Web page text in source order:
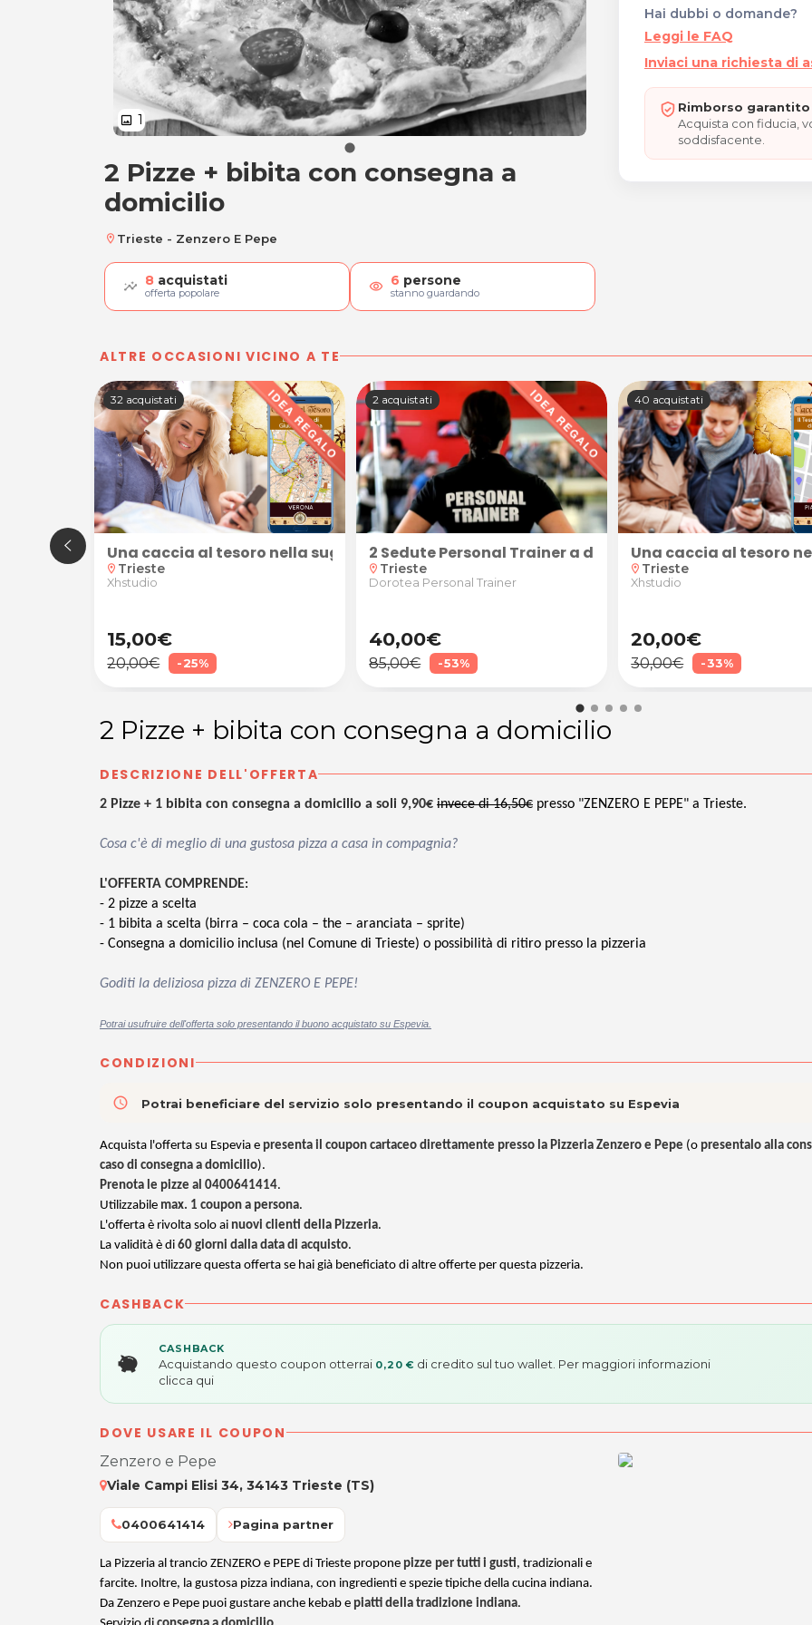
image 1
2 Pizze + bibita con consegna a domicilio
2 Pizze + bibita con consegna a
domicilio
location_on Trieste - Zenzero E Pepe
8 acquistati
offerta popolare visibility 6 persone
stanno guardando
Hai dubbi o domande?
Leggi le FAQ
Inviaci una richiesta di
Rimborso
Acquista con fiducia,
soddisfacente.
ALTRE OCCASIONI VICINO A TE
suggestiva atmosfera di Venezia! Caccia al Tesoro "La Prova di Casanova" per 1 o 2 famiglie/
32 acquistati
Una caccia al tesoro nella suggestiva atmosfera di Verona! Caccia al Tesoro "La tragedia
location_on Trieste
Xhstudio
15,00€
20,00€ -25%
2 acquistati
2 Sedute Personal Trainer a domicilio
location_on Trieste
Dorotea Personal Trainer
40,00€
85,00€ -53%
40 acquistati
Una caccia al tesoro
location_on Trieste
Xhstudio
20,00€
30,00€ -33%
2 Pizze + bibita con consegna a domicilio
DESCRIZIONE DELL'OFFERTA
2 Pizze + 1 bibita con consegna a domicilio a soli 9,90€ invece di 16,50€ presso "ZENZERO E PEPE" a Trieste.
Cosa c'è di meglio di una gustosa pizza a casa in compagnia?
L'OFFERTA COMPRENDE:
- 2 pizze a scelta
- 1 bibita a scelta (birra – coca cola – the – aranciata – sprite)
- Consegna a domicilio inclusa (nel Comune di Trieste) o possibilità di ritiro presso la pizzeria
Goditi la deliziosa pizza di ZENZERO E PEPE!
Potrai usufruire dell'offerta solo presentando il buono acquistato su Espevia.
CONDIZIONI
access_time Potrai beneficiare del servizio solo presentando il coupon acquistato su Espevia
Acquista l'offerta su Espevia e presenta il coupon cartaceo direttamente presso la Pizzeria Zenzero e Pepe (o presentalo alla
caso di consegna a domicilio).
Prenota le pizze al 0400641414.
Utilizzabile max. 1 coupon a persona.
L'offerta è rivolta solo ai nuovi clienti della Pizzeria.
La validità è di 60 giorni dalla data di acquisto.
Non puoi utilizzare questa offerta se hai già beneficiato di altre offerte per questa pizzeria.
CASHBACK
CASHBACK
Acquistando questo coupon otterrai 0,20 € di credito sul tuo wallet. Per maggiori informazioni
clicca qui
DOVE USARE IL COUPON
Zenzero e Pepe
Viale Campi Elisi 34, 34143 Trieste (TS)
0400641414 Pagina partner
La Pizzeria al trancio ZENZERO e PEPE di Trieste propone pizze per tutti i gusti, tradizionali e
farcite. Inoltre, la gustosa pizza indiana, con ingredienti e spezie tipiche della cucina indiana.
Da Zenzero e Pepe puoi gustare anche kebab e piatti della tradizione indiana.